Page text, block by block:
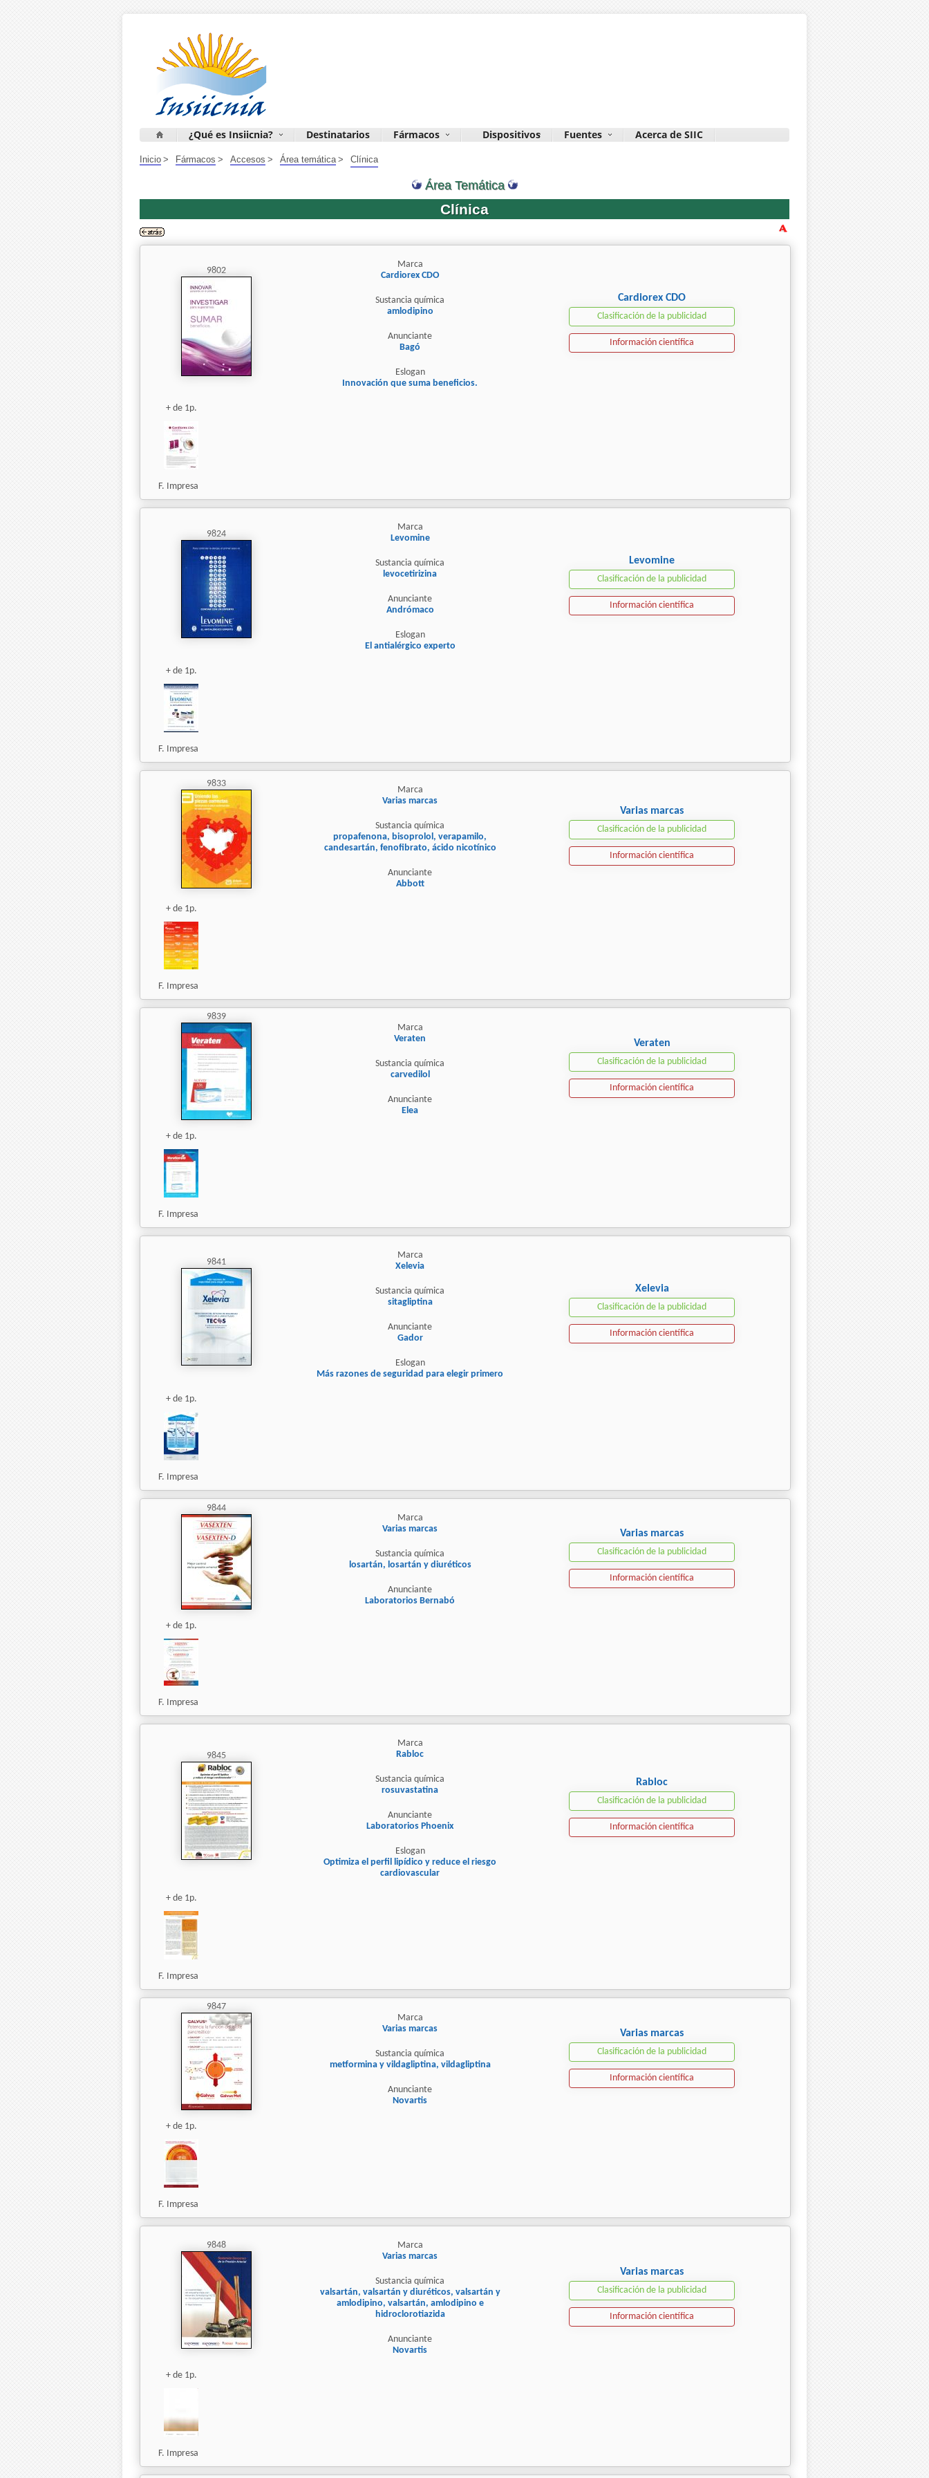
¿Qué es Insiicnia? Destinatarios Fármacos Dispositivos Fuentes Acerca de SIIC
Inicio > Fármacos > Accesos > Área temática > Clínica
Área Temática
Clínica
9802
Marca
Cardiorex CDO
Sustancia química
amlodipino
Anunciante
Bagó
Eslogan
Innovación que suma beneficios.
Cardiorex CDO
Clasificación de la publicidad
Información científica
+ de 1p.
F. Impresa
9824
Marca
Levomine
Sustancia química
levocetirizina
Anunciante
Andrómaco
Eslogan
El antialérgico experto
Levomine
Clasificación de la publicidad
Información científica
+ de 1p.
F. Impresa
9833
Marca
Varias marcas
Sustancia química
propafenona, bisoprolol, verapamilo,
candesartán, fenofibrato, ácido nicotínico
Anunciante
Abbott
Varias marcas
Clasificación de la publicidad
Información científica
+ de 1p.
F. Impresa
9839
Marca
Veraten
Sustancia química
carvedilol
Anunciante
Elea
Veraten
Clasificación de la publicidad
Información científica
+ de 1p.
F. Impresa
9841
Marca
Xelevia
Sustancia química
sitagliptina
Anunciante
Gador
Eslogan
Más razones de seguridad para elegir primero
Xelevia
Clasificación de la publicidad
Información científica
+ de 1p.
F. Impresa
9844
Marca
Varias marcas
Sustancia química
losartán, losartán y diuréticos
Anunciante
Laboratorios Bernabó
Varias marcas
Clasificación de la publicidad
Información científica
+ de 1p.
F. Impresa
9845
Marca
Rabloc
Sustancia química
rosuvastatina
Anunciante
Laboratorios Phoenix
Eslogan
Optimiza el perfil lipídico y reduce el riesgo
cardiovascular
Rabloc
Clasificación de la publicidad
Información científica
+ de 1p.
F. Impresa
9847
Marca
Varias marcas
Sustancia química
metformina y vildagliptina, vildagliptina
Anunciante
Novartis
Varias marcas
Clasificación de la publicidad
Información científica
+ de 1p.
F. Impresa
9848
Marca
Varias marcas
Sustancia química
valsartán, valsartán y diuréticos, valsartán y
amlodipino, valsartán, amlodipino e
hidroclorotiazida
Anunciante
Novartis
Varias marcas
Clasificación de la publicidad
Información científica
+ de 1p.
F. Impresa